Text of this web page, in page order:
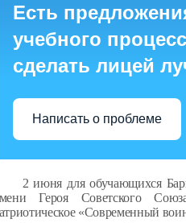
Есть
учебного
сделать лицей
Написать о проблеме
2 июня для обучающихся
Героя Советского
«Современный